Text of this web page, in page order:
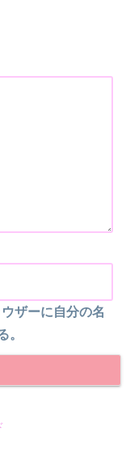
ザーに自分の名
。